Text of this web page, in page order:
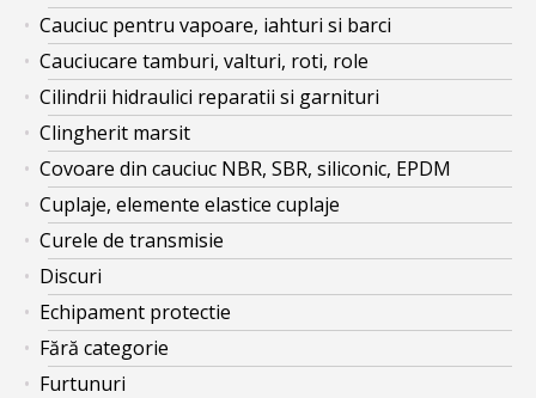
Cauciuc pentru vapoare, iahturi si barci
Cauciucare tamburi, valturi, roti, role
Cilindrii hidraulici reparatii si garnituri
Clingherit marsit
Covoare din cauciuc NBR, SBR, siliconic, EPDM
Cuplaje, elemente elastice cuplaje
Curele de transmisie
Discuri
Echipament protectie
Fără categorie
Furtunuri